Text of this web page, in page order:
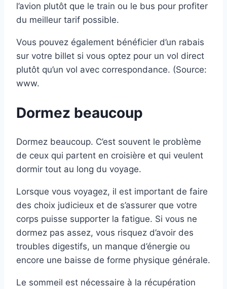
l’avion plutôt que le train ou le bus pour profiter
du meilleur tarif possible.
Vous pouvez également bénéficier d’un rabais
sur votre billet si vous optez pour un vol direct
plutôt qu’un vol avec correspondance. (Source:
www.
Dormez beaucoup
Dormez beaucoup. C’est souvent le problème
de ceux qui partent en croisière et qui veulent
dormir tout au long du voyage.
Lorsque vous voyagez, il est important de faire
des choix judicieux et de s’assurer que votre
corps puisse supporter la fatigue. Si vous ne
dormez pas assez, vous risquez d’avoir des
troubles digestifs, un manque d’énergie ou
encore une baisse de forme physique générale.
Le sommeil est nécessaire à la récupération